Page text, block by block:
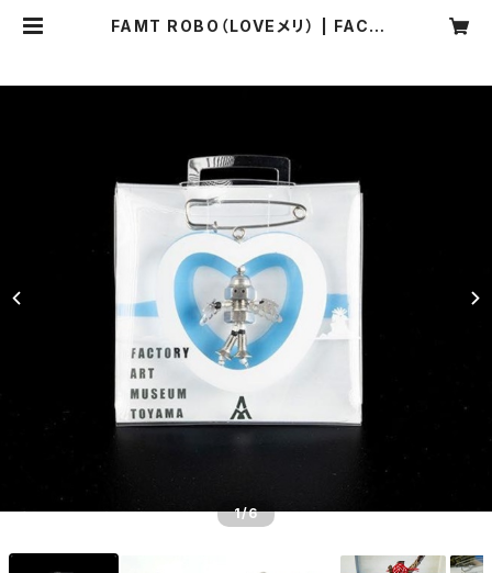
FAMT ROBO（LOVEメリ） | FACT
1/6